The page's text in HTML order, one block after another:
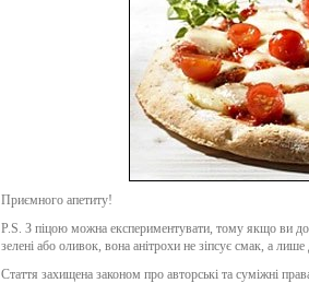
Приємного апетиту!
P.S. З піцою можна експериментувати, тому якщо ви до
зелені або оливок, вона анітрохи не зіпсує смак, а
Стаття захищена законом про авторські та суміжні